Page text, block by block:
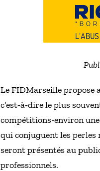
Le FIDMarseille propose
c’est‐à‐dire le plus
compétitions-environ
qui conjuguent les perles
seront présentés au
professionnels.